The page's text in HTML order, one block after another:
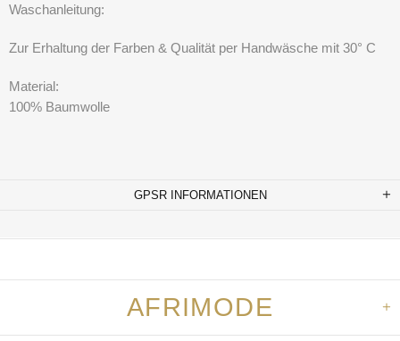
Waschanleitung:
Zur Erhaltung der Farben & Qualität per Handwäsche mit 30° C
Material:
100% Baumwolle
GPSR INFORMATIONEN
AFRIMODE